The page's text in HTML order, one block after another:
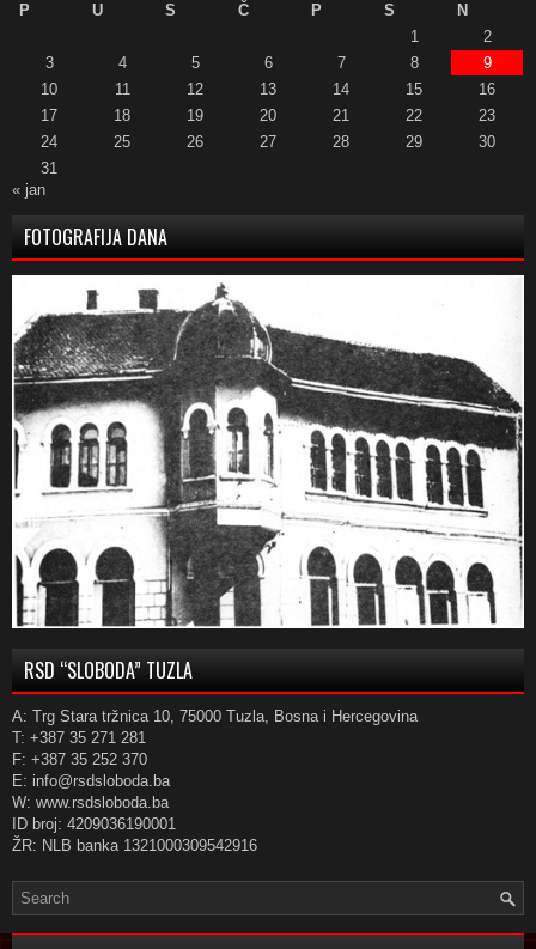
P
U S Č P S
N
1
2
3
4 5 6 7 8
9
10
11 12 13 14 15
16
17
18 19 20 21 22
23
24
25 26 27 28 29
30
31
« jan
FOTOGRAFIJA DANA
RSD “SLOBODA” TUZLA
A: Trg Stara tržnica 10, 75000 Tuzla, Bosna i Hercegovina
T: +387 35 271 281
F: +387 35 252 370
E: info@rsdsloboda.ba
W: www.rsdsloboda.ba
ID broj: 4209036190001
ŽR: NLB banka 1321000309542916